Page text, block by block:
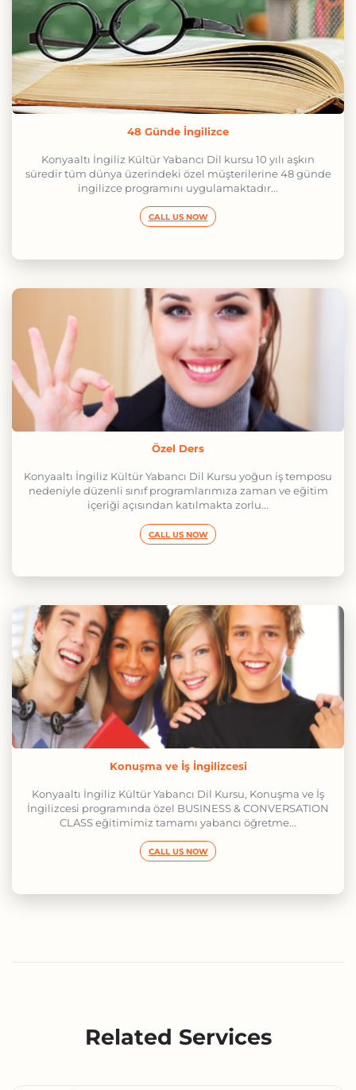
48 Günde İngilizce
Konyaaltı İngiliz Kültür Yabancı Dil kursu 10 yılı aşkın
süredir tüm dünya üzerindeki özel müşterilerine 48 günde
ingilizce programını uygulamaktadır...
CALL US NOW
Özel Ders
Konyaaltı İngiliz Kültür Yabancı Dil Kursu yoğun iş temposu
nedeniyle düzenli sınıf programlarımıza zaman ve eğitim
içeriği açısından katılmakta zorlu...
CALL US NOW
Konuşma ve İş İngilizcesi
Konyaaltı İngiliz Kültür Yabancı Dil Kursu, Konuşma ve İş
İngilizcesi programında özel BUSINESS & CONVERSATION
CLASS eğitimimiz tamamı yabancı öğretme...
CALL US NOW
Related Services